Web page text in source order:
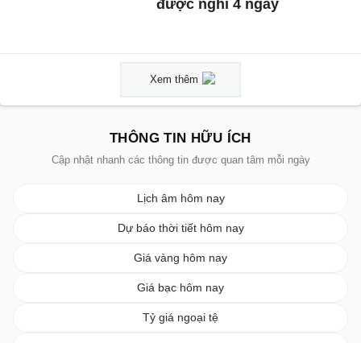
được nghỉ 4 ngày
Xem thêm
THÔNG TIN HỮU ÍCH
Cập nhật nhanh các thông tin được quan tâm mỗi ngày
Lịch âm hôm nay
Dự báo thời tiết hôm nay
Giá vàng hôm nay
Giá bạc hôm nay
Tỷ giá ngoại tệ